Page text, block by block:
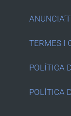
ANUNCIA’T
TERMES I
POLÍTICA
POLÍTICA